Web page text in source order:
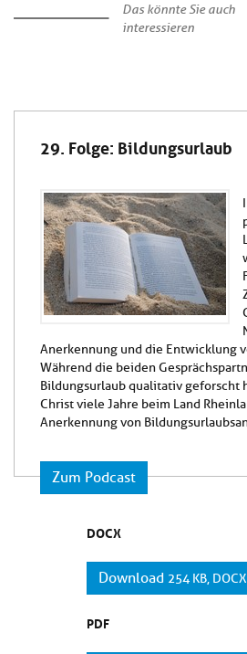
Das könnte Sie auch
interessieren
29. Folge: Bildungsurlaub
Anerkennung und die Entwicklung
Während die beiden
Bildungsurlaub qualitativ geforscht
Christ viele Jahre beim Land
Anerkennung von
Zum Podcast
DOCX
Download 254 KB,
PDF